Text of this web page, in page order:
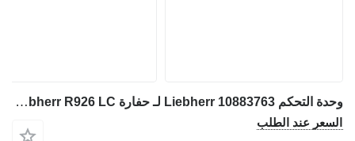
وحدة التحكم Liebherr 10883763 لـ حفارة Liebherr R926 LC
السعر عند الطلب